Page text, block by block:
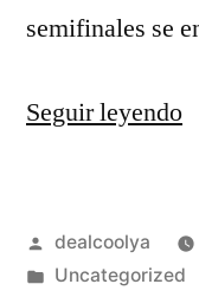
semifinales se
Seguir leyendo
Publicado
por
dealcoolya
Publicado
Uncategorized